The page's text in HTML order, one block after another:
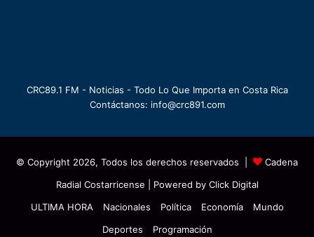
CRC89.1 FM - Noticias - Todo Lo Que Importa en Costa Rica
Contáctanos: info@crc891.com
© Copyright 2026, Todos los derechos reservados |
Cadena
Radial Costarricense | Powered by Click Digital
ULTIMA HORA
Nacionales Política Economía
Mundo
Deportes
Programación